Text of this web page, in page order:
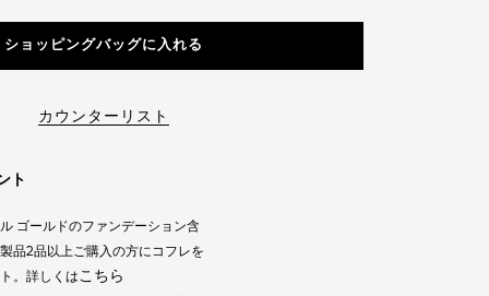
ショッピングバッグに入れる
カウンターリスト
ト
ゴールドのファンデーション含
品2品以上ご購入の方にコフレを
。詳しくはこちら